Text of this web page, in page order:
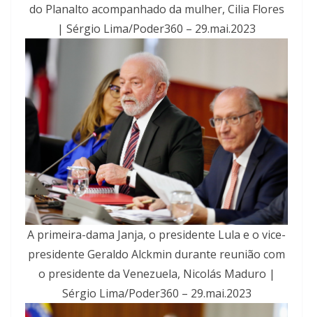
do Planalto acompanhado da mulher, Cilia Flores
| Sérgio Lima/Poder360 – 29.mai.2023
A primeira-dama Janja, o presidente Lula e o vice-
presidente Geraldo Alckmin durante reunião com
o presidente da Venezuela, Nicolás Maduro |
Sérgio Lima/Poder360 – 29.mai.2023